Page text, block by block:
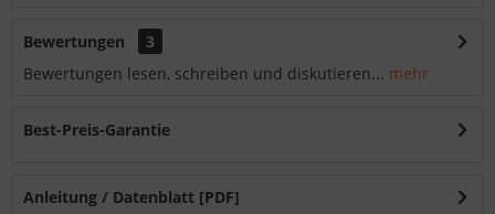
Bewertungen
3
Bewertungen lesen, schreiben und diskutieren... mehr
Best-Preis-Garantie
Anleitung / Datenblatt [PDF]